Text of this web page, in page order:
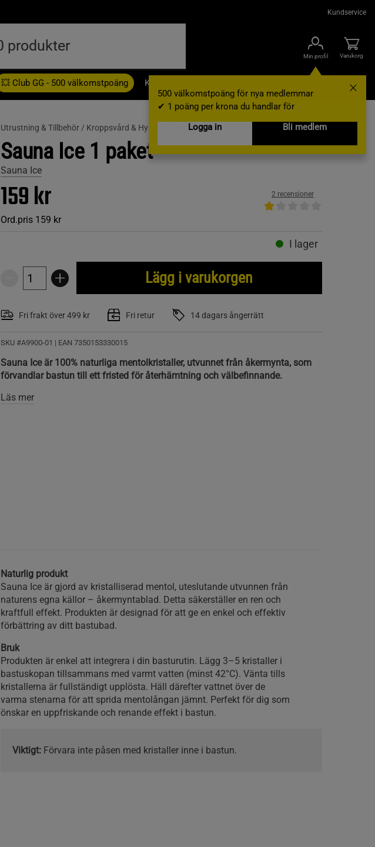
Kundservice
Min profil
500 välkomstpoäng för nya medlemmar
✔ 1 poäng per krona du handlar för
Logga in
Bli medlem
Varukorg
💥 Club GG - 500 välkomstpoäng Kampanjer
Utrustning & Tillbehör / Kroppsvård & Hygien / Kroppsvård
Sauna Ice 1 paket
Sauna Ice
159 kr
Ord.pris 159 kr
2 recensioner
I lager
Lägg i varukorgen
Fri frakt över 499 kr Fri retur 14 dagars ångerrätt
SKU #A9900-01 | EAN 7350153330015
Sauna Ice är 100% naturliga mentolkristaller, utvunnet från åkermynta, som
förvandlar bastun till ett fristed för återhämtning och välbefinnande.
Läs mer
Naturlig produkt
Sauna Ice är gjord av kristalliserad mentol, uteslutande utvunnen från
naturens egna källor – åkermyntablad. Detta säkerställer en ren och
kraftfull effekt. Produkten är designad för att ge en enkel och effektiv
förbättring av ditt bastubad.
Bruk
Produkten är enkel att integrera i din basturutin. Lägg 3–5 kristaller i
bastuskopan tillsammans med varmt vatten (minst 42°C). Vänta tills
kristallerna är fullständigt upplösta. Häll därefter vattnet över de
varma stenarna för att sprida mentolångan jämnt. Perfekt för dig som
önskar en uppfriskande och renande effekt i bastun.
Viktigt: Förvara inte påsen med kristaller inne i bastun.